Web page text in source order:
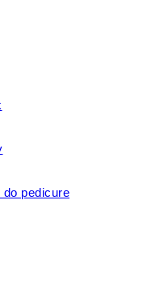
pedicure